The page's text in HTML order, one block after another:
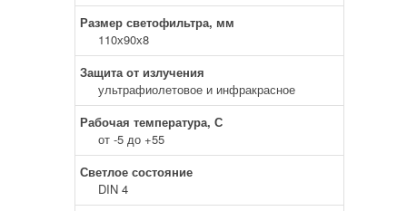
Размер светофильтра, мм
110х90х8
Защита от излучения
ультрафиолетовое и инфракрасное
Рабочая температура, С
от -5 до +55
Светлое состояние
DIN 4